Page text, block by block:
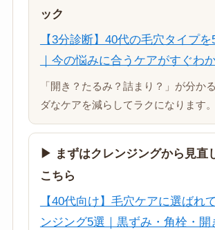
ック
【3分診断】40代の毛穴タイプ
｜今の悩みに合うケアがすぐわ
「開き？たるみ？詰まり？」が分か
ダなケアを減らしてラクになります。
▶ まずはクレンジングから見直
こちら
【40代向け】毛穴ケアに選ばれ
ンジング5選｜黒ずみ・角栓・開